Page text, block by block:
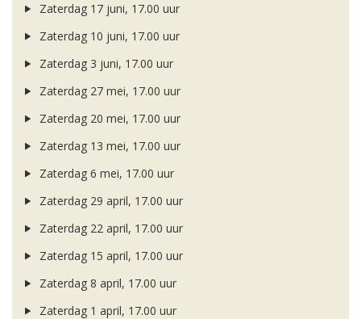
Zaterdag 17 juni, 17.00 uur
Zaterdag 10 juni, 17.00 uur
Zaterdag 3 juni, 17.00 uur
Zaterdag 27 mei, 17.00 uur
Zaterdag 20 mei, 17.00 uur
Zaterdag 13 mei, 17.00 uur
Zaterdag 6 mei, 17.00 uur
Zaterdag 29 april, 17.00 uur
Zaterdag 22 april, 17.00 uur
Zaterdag 15 april, 17.00 uur
Zaterdag 8 april, 17.00 uur
Zaterdag 1 april, 17.00 uur